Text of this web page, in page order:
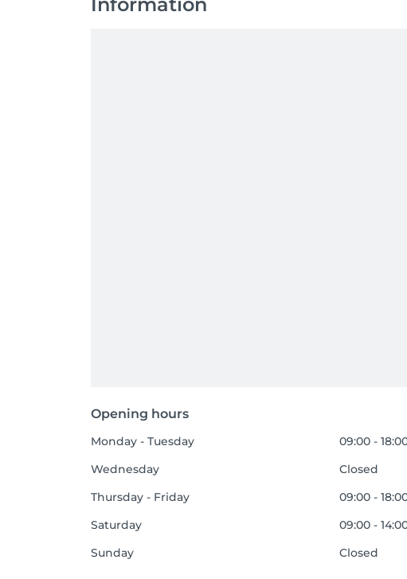
Opening hours
Monday - Tuesday
09:00 -
Wednesday
Closed
Thursday - Friday
09:00 -
Saturday
09:00 -
Sunday
Closed